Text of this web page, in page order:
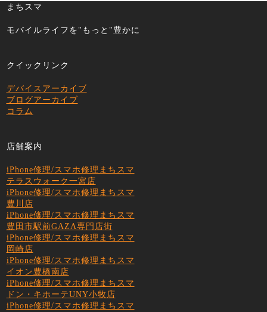
まちスマ
モバイルライフを"もっと"豊かに
クイックリンク
デバイスアーカイブ
ブログアーカイブ
コラム
店舗案内
iPhone修理/スマホ修理まちスマ
テラスウォーク一宮店
iPhone修理/スマホ修理まちスマ
豊川店
iPhone修理/スマホ修理まちスマ
豊田市駅前GAZA専門店街
iPhone修理/スマホ修理まちスマ
岡崎店
iPhone修理/スマホ修理まちスマ
イオン豊橋南店
iPhone修理/スマホ修理まちスマ
ドン・キホーテUNY小牧店
iPhone修理/スマホ修理まちスマ